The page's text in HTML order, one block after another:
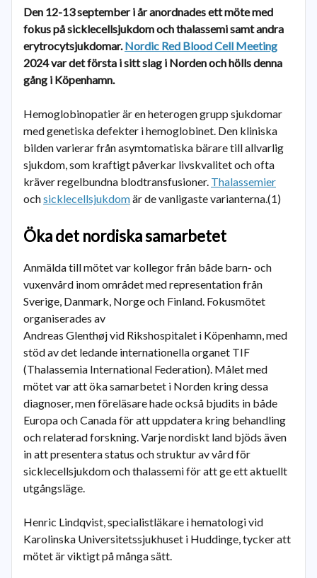
Den 12-13 september i år anordnades ett mötemed
fokus på sicklecellsjukdom och thalassemi samt andra
erytrocytsjukdomar.Nordic Red Blood Cell Meeting
2024 var det första i sitt slag i Norden och hölls denna
gång i Köpenhamn.
Hemoglobinopatier är en heterogen grupp sjukdomar
med genetiska defekter i hemoglobinet. Den kliniska
bilden varierar från asymtomatiska bärare till allvarlig
sjukdom, som kraftigt påverkar livskvalitet och ofta
kräver regelbundna blodtransfusioner. Thalassemier
ochsicklecellsjukdomär de vanligaste varianterna.(1)
Öka det nordiska samarbetet
Anmälda till mötet var kollegor från både barn- och
vuxenvård inom området med representation från
Sverige, Danmark, Norge och Finland. Fokusmötet
organiserades av
Andreas Glenthøj vid Rikshospitalet i Köpenhamn, med
stöd av det ledande internationella organet TIF
(Thalassemia International Federation). Målet med
mötet var att öka samarbetet i Norden kring dessa
diagnoser, men föreläsare hade också bjudits in både
Europa och Canada för att uppdatera kring behandling
och relaterad forskning. Varje nordiskt land bjöds även
in att presentera status och struktur av vård för
sicklecellsjukdom och thalassemi för att ge ett aktuellt
utgångsläge.
Henric Lindqvist, specialistläkare i hematologi vid
Karolinska Universitetssjukhuset i Huddinge, tycker att
mötet är viktigt på många sätt.